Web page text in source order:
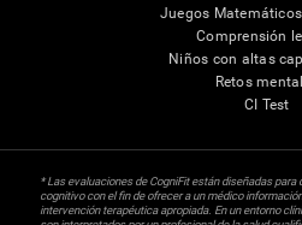
Juegos
Comprensión
Niños con altas
Retos
CI Test
* Las evaluaciones de CogniFit están diseñadas
cognitivo con el fin de ofrecer a un médico
intervención terapéutica apropiada. En un entorno